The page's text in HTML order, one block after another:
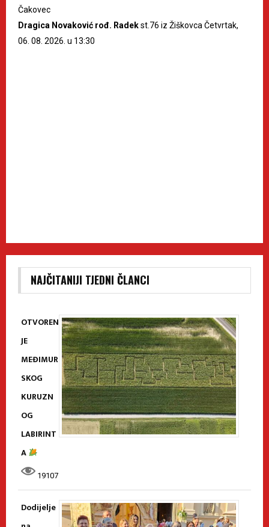
Čakovec
Dragica Novaković rođ. Radekst.76 iz Žiškovca Četvrtak,
06. 08. 2026. u 13:30
NAJČITANIJI TJEDNI ČLANCI
OTVOREN
JE
MEĐIMUR
SKOG
KURUZN
OG
LABIRINT
A
19107
Dodijelje